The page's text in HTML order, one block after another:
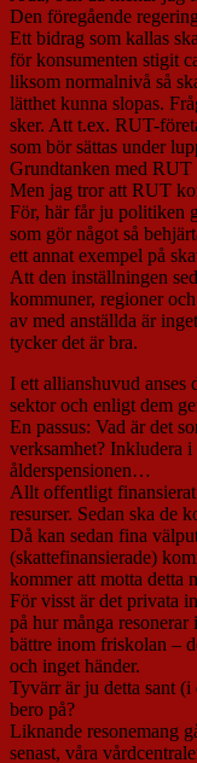
Den föregående
Ett bidrag som kallas
för konsumenten stigit
liksom normalnivå så
lätthet kunna slopas.
sker. Att t.ex. RUT-
som bör sättas under
Grundtanken med RUT
Men jag tror att RUT
För, här får ju politiken
som gör något så
ett annat exempel på
Att den inställningen
kommuner, regioner
av med anställda är
tycker det är bra.
I ett allianshuvud anses
sektor och enligt dem
En passus: Vad är det
verksamhet? Inkludera
ålderspensionen…
Allt offentligt
resurser. Sedan ska de
Då kan sedan fina
(skattefinansierade)
kommer att motta detta
För visst är det privata
på hur många
bättre inom friskolan –
och inget händer.
Tyvärr är ju detta sant
bero på?
Liknande resonemang
senast, våra